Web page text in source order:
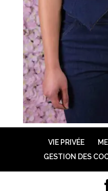
VIE PRIVÉE
GESTION DES